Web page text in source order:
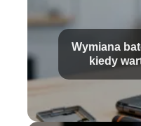
Wymiana
kiedy